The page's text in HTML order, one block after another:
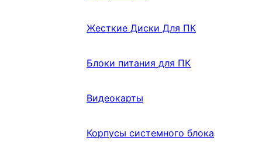
Жесткие Диски Для ПК
Блоки питания для ПК
Видеокарты
Корпусы системного блока